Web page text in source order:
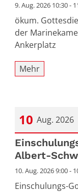
9. Aug. 2026 10:30 -
ökum.
der
Ankerplatz
Mehr
10 Aug. 2026
Datum: 10.
Albert-
10. Aug. 2026 9:00 -
Einschulungs-